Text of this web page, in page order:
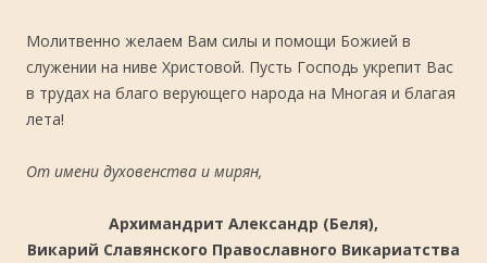
Молитвенно желаем Вам силы и помощи Божией в
служении на ниве Христовой. Пусть Господь укрепит Вас
в трудах на благо верующего народа на Многая и благая
лета!
От имени духовенства и мирян,
Архимандрит Александр (Беля),
Викарий Славянского Православного Викариатства